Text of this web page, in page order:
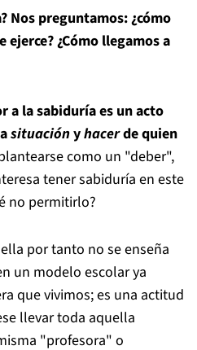
Nos preguntamos: ¿cómo
ejerce? ¿Cómo llegamos a
a la sabiduría es un acto
situaciónyhacerde quien
como un "deber",
tener sabiduría en este
no permitirlo?
por tanto no se enseña
un modelo escolar ya
que vivimos; es una actitud
llevar toda aquella
"profesora" o